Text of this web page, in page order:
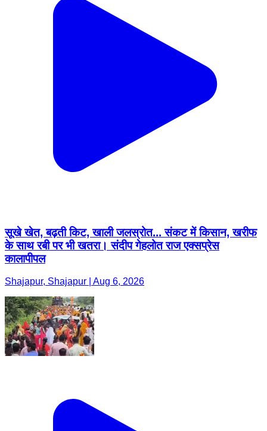
सूखे खेत, बढ़ती किट, खाली जलस्रोत... संकट में किसान, खरीफ
के साथ रबी पर भी खतरा। संदीप गेहलोत राज एक्सप्रेस
कालापीपल
Shajapur, Shajapur | Aug 6, 2026